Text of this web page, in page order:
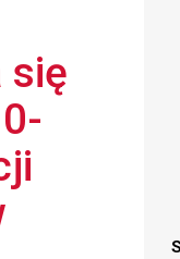
się